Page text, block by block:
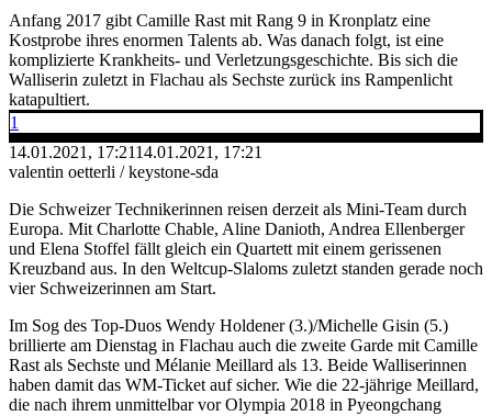
Anfang 2017 gibt Camille Rast mit Rang 9 in Kronplatz eine
Kostprobe ihres enormen Talents ab. Was danach folgt, ist eine
komplizierte Krankheits- und Verletzungsgeschichte. Bis sich die
Walliserin zuletzt in Flachau als Sechste zurück ins Rampenlicht
katapultiert.
1
14.01.2021, 17:2114.01.2021, 17:21
valentin oetterli / keystone-sda
Die Schweizer Technikerinnen reisen derzeit als Mini-Team durch
Europa. Mit Charlotte Chable, Aline Danioth, Andrea Ellenberger
und Elena Stoffel fällt gleich ein Quartett mit einem gerissenen
Kreuzband aus. In den Weltcup-Slaloms zuletzt standen gerade noch
vier Schweizerinnen am Start.
Im Sog des Top-Duos Wendy Holdener (3.)/Michelle Gisin (5.)
brillierte am Dienstag in Flachau auch die zweite Garde mit Camille
Rast als Sechste und Mélanie Meillard als 13. Beide Walliserinnen
haben damit das WM-Ticket auf sicher. Wie die 22-jährige Meillard,
die nach ihrem unmittelbar vor Olympia 2018 in Pyeongchang